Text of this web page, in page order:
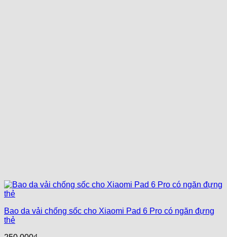
Bao da vải chống sốc cho Xiaomi Pad 6 Pro có ngăn đựng
thẻ